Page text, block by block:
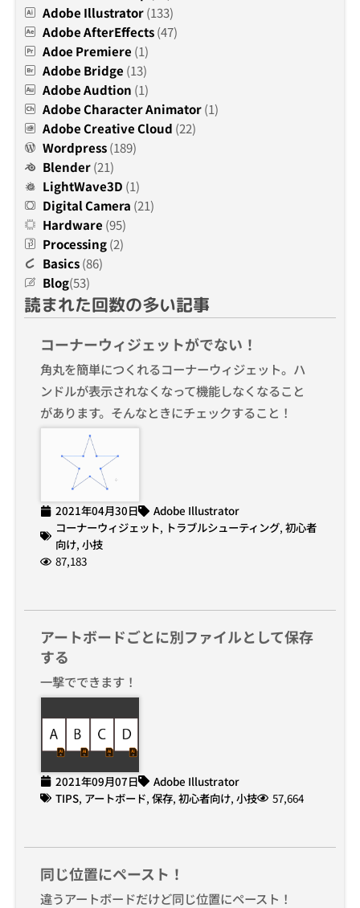
Adobe Illustrator(133)
Adobe AfterEffects(47)
Adoe Premiere (1)
Adobe Bridge (13)
Adobe Audtion (1)
Adobe Character Animator(1)
Adobe Creative Cloud (22)
Wordpress(189)
Blender(21)
LightWave3D (1)
Digital Camera (21)
Hardware (95)
Processing(2)
Basics(86)
Blog(53)
読まれた回数の多い記事
コーナーウィジェットがでない！
角丸を簡単につくれるコーナーウィジェット。ハ
ンドルが表示されなくなって機能しなくなること
があります。そんなときにチェックすること！
2021年04月30日
Adobe Illustrator
コーナーウィジェット, トラブルシューティング, 初心者
向け, 小技
87,183
アートボードごとに別ファイルとして保存
する
一撃でできます！
2021年09月07日
Adobe Illustrator
TIPS, アートボード, 保存, 初心者向け, 小技 57,664
同じ位置にペースト！
違うアートボードだけど同じ位置にペースト！